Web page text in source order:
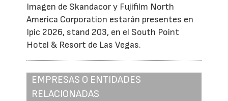
Imagen de Skandacor y Fujifilm North
America Corporation estarán presentes en
Ipic 2026, stand 203, en el South Point
Hotel & Resort de Las Vegas.
EMPRESAS O ENTIDADES
RELACIONADAS